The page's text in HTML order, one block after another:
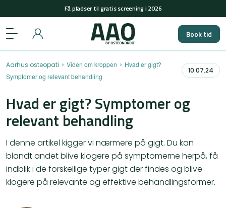
Få pladser til gratis screening i 2026
+45 29848558(man-tors: 08-15 & fre: 08-12)
Få pladser til gratis screening i 2026
Book tid
Aarhus osteopati › Viden om kroppen › Hvad er gigt?
Symptomer og relevant behandling
10.07.24
Hvad er gigt? Symptomer og
relevant behandling
I denne artikel kigger vi nærmere på gigt. Du kan
blandt andet blive klogere på symptomerne herpå, få
indblik i de forskellige typer gigt der findes og blive
klogere på relevante og effektive behandlingsformer.